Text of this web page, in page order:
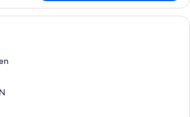
Ein Zimmer mit zwei Betten, einem